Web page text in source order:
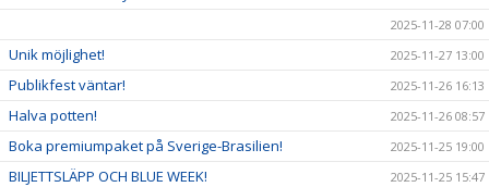
2025-11-28 07:00
Unik möjlighet! 2025-11-27 13:00
Publikfest väntar! 2025-11-26 16:13
Halva potten! 2025-11-26 08:57
Boka premiumpaket på Sverige-Brasilien! 2025-11-25 19:00
BILJETTSLÄPP OCH BLUE WEEK! 2025-11-25 15:47